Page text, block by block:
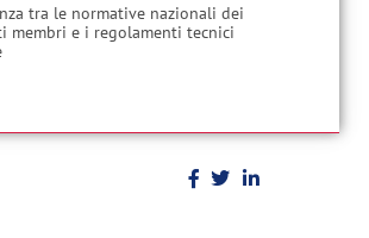
tra le normative nazionali dei
membri e i regolamenti tecnici